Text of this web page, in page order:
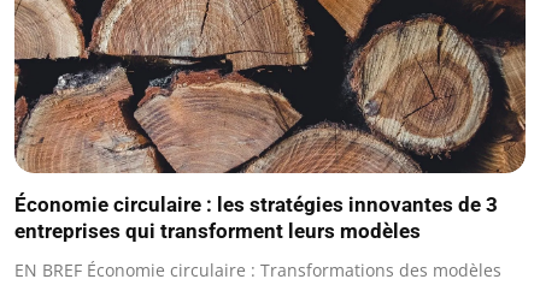
Économie circulaire : les stratégies innovantes de 3
entreprises qui transforment leurs modèles
EN BREF Économie circulaire : Transformations des modèles